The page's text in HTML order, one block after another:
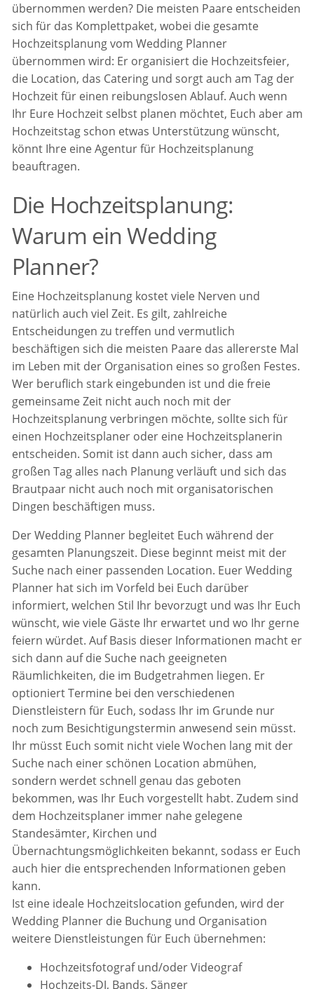
übernommen werden? Die meisten Paare entscheiden
sich für das Komplettpaket, wobei die gesamte
Hochzeitsplanung vom Wedding Planner
übernommen wird: Er organisiert die Hochzeitsfeier,
die Location, das Catering und sorgt auch am Tag der
Hochzeit für einen reibungslosen Ablauf. Auch wenn
Ihr Eure Hochzeit selbst planen möchtet, Euch aber am
Hochzeitstag schon etwas Unterstützung wünscht,
könnt Ihre eine Agentur für Hochzeitsplanung
beauftragen.
Die Hochzeitsplanung:
Warum ein Wedding
Planner?
Eine Hochzeitsplanung kostet viele Nerven und
natürlich auch viel Zeit. Es gilt, zahlreiche
Entscheidungen zu treffen und vermutlich
beschäftigen sich die meisten Paare das allererste Mal
im Leben mit der Organisation eines so großen Festes.
Wer beruflich stark eingebunden ist und die freie
gemeinsame Zeit nicht auch noch mit der
Hochzeitsplanung verbringen möchte, sollte sich für
einen Hochzeitsplaner oder eine Hochzeitsplanerin
entscheiden. Somit ist dann auch sicher, dass am
großen Tag alles nach Planung verläuft und sich das
Brautpaar nicht auch noch mit organisatorischen
Dingen beschäftigen muss.
Der Wedding Planner begleitet Euch während der
gesamten Planungszeit. Diese beginnt meist mit der
Suche nach einer passenden Location. Euer Wedding
Planner hat sich im Vorfeld bei Euch darüber
informiert, welchen Stil Ihr bevorzugt und was Ihr Euch
wünscht, wie viele Gäste Ihr erwartet und wo Ihr gerne
feiern würdet. Auf Basis dieser Informationen macht er
sich dann auf die Suche nach geeigneten
Räumlichkeiten, die im Budgetrahmen liegen. Er
optioniert Termine bei den verschiedenen
Dienstleistern für Euch, sodass Ihr im Grunde nur
noch zum Besichtigungstermin anwesend sein müsst.
Ihr müsst Euch somit nicht viele Wochen lang mit der
Suche nach einer schönen Location abmühen,
sondern werdet schnell genau das geboten
bekommen, was Ihr Euch vorgestellt habt. Zudem sind
dem Hochzeitsplaner immer nahe gelegene
Standesämter, Kirchen und
Übernachtungsmöglichkeiten bekannt, sodass er Euch
auch hier die entsprechenden Informationen geben
kann.
Ist eine ideale Hochzeitslocation gefunden, wird der
Wedding Planner die Buchung und Organisation
weitere Dienstleistungen für Euch übernehmen:
Hochzeitsfotograf und/oder Videograf
Hochzeits-DJ, Bands, Sänger